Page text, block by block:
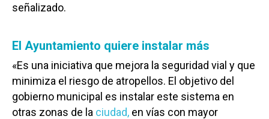
señalizado.
El Ayuntamiento quiere instalar más
«Es una iniciativa que mejora la seguridad vial y que
minimiza el riesgo de atropellos. El objetivo del
gobierno municipal es instalar este sistema en
otras zonas de la ciudad, en vías con mayor